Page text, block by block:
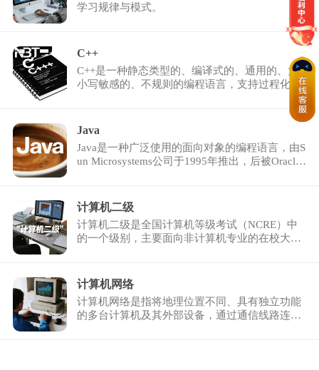
学习规律与模式。
C++
C++是一种静态类型的、编译式的、通用的、大
小写敏感的、不规则的编程语言，支持过程化编
Java
Java是一种广泛使用的面向对象的编程语言，由S
un Microsystems公司于1995年推出，后被Oracle
计算机二级
计算机二级是全国计算机等级考试（NCRE）中
的一个级别，主要面向非计算机专业的在校大学
计算机网络
计算机网络是指将地理位置不同、具有独立功能
的多台计算机及其外部设备，通过通信线路连接